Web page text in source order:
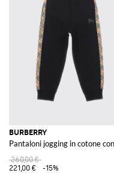
BURBERRY
Pantaloni jogging in cotone
260,00 €
221,00 €
-15%